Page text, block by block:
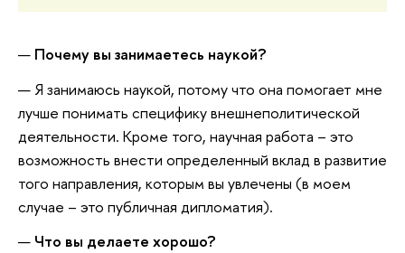
Почему вы занимаетесь наукой?
Я занимаюсь наукой, потому что она помогает мне
лучше понимать специфику внешнеполитической
деятельности. Кроме того, научная работа – это
возможность внести определенный вклад в развитие
того направления, которым вы увлечены (в моем
случае – это публичная дипломатия).
Что вы делаете хорошо?